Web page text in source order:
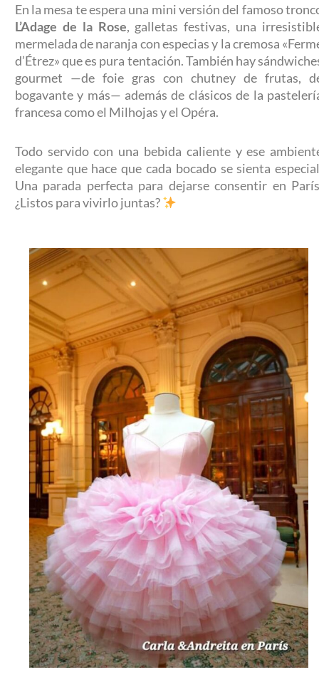
En la mesa te espera una mini versión del famoso
L’Adage de la Rose, galletas festivas, una
mermelada de naranja con especias y la cremosa
d’Étrez» que es pura tentación. También hay
gourmet —de foie gras con chutney de frutas,
bogavante y más— además de clásicos de la
francesa como el Milhojas y el Opéra.
Todo servido con una bebida caliente y ese
elegante que hace que cada bocado se sienta
Una parada perfecta para dejarse consentir en
¿Listos para vivirlo juntas?